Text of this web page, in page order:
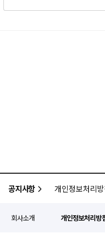
공지사항 개인정보처리
회사소개 개인정보처리방